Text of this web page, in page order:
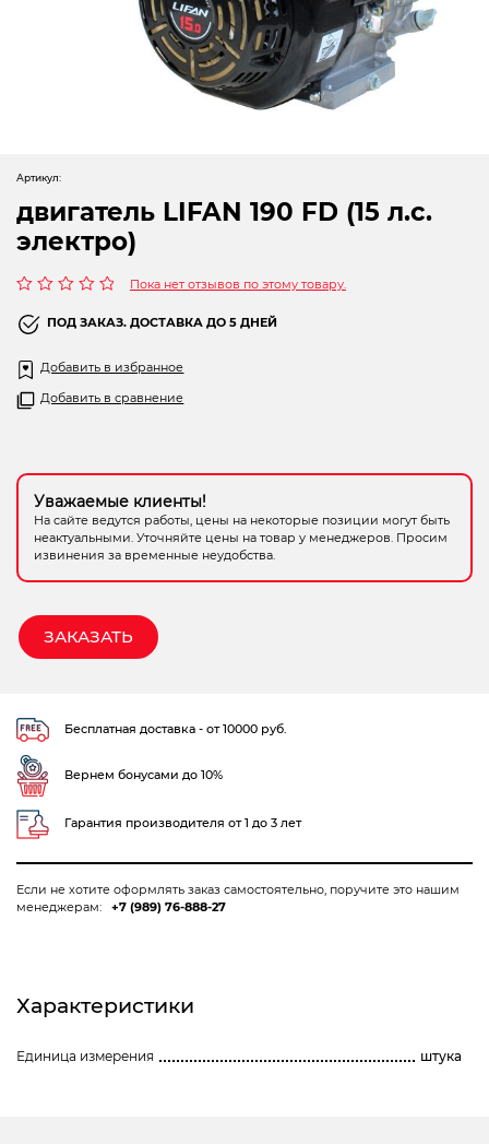
Новогодние товары
Отопление и климат
Подарочные сертификаты
Сад-огород
Садовая техника
Сварочное оборудование
Спецодежда
Станки
Электрохозтовары
Артикул:
двигатель LIFAN 190 FD (15 л.с.
электро)
0
из
Пока нет отзывов по этому товару.
ПОД ЗАКАЗ. ДОСТАВКА ДО 5 ДНЕЙ
Добавить в избранное
Добавить в сравнение
Уважаемые клиенты!
На сайте ведутся работы, цены на некоторые позиции могут быть
неактуальными. Уточняйте цены на товар у менеджеров. Просим
извинения за временные неудобства.
ЗАКАЗАТЬ
Бесплатная доставка - от 10000 руб.
Вернем бонусами до 10%
Гарантия производителя от 1 до 3 лет
Если не хотите оформлять заказ самостоятельно, поручите это нашим
менеджерам:
+7 (989) 76-888-27
Характеристики
Единица измерения штука